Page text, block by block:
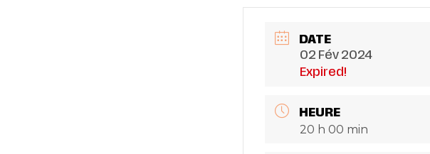
DATE
02 Fév 2024
Expired!
HEURE
20 h 00 min